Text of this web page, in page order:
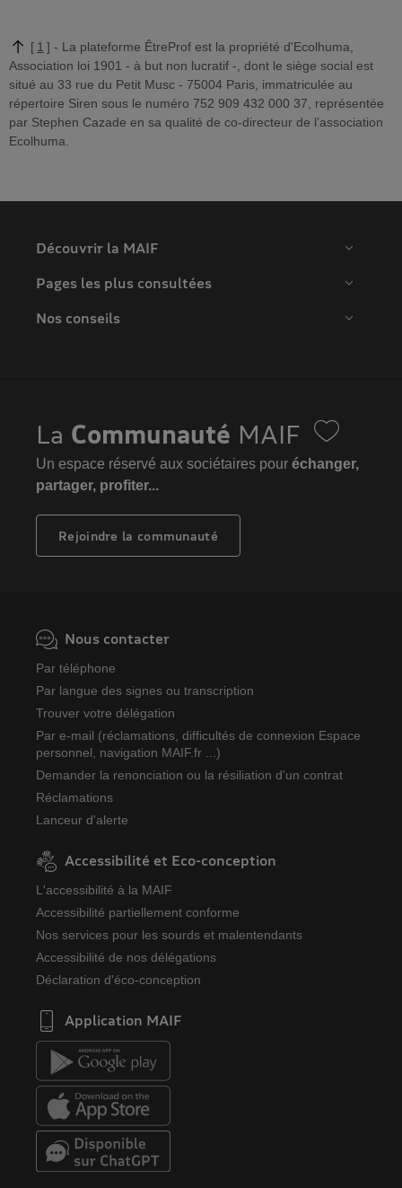
1
La plateforme ÊtreProf est la propriété d'Ecolhuma,
Association loi 1901 - à but non lucratif -, dont le siège social est
situé au 33 rue du Petit Musc - 75004 Paris, immatriculée au
répertoire Siren sous le numéro 752 909 432 000 37, représentée
par Stephen Cazade en sa qualité de co-directeur de l’association
Ecolhuma.
Découvrir la MAIF
Pages les plus consultées
Nos conseils
La Communauté MAIF
Un espace réservé aux sociétaires pour échanger,
partager, profiter...
Rejoindre la communauté
Nous contacter
Par téléphone
Par langue des signes ou transcription
Trouver votre délégation
Par e-mail (réclamations, difficultés de connexion Espace
personnel, navigation MAIF.fr ...)
Demander la renonciation ou la résiliation d'un contrat
Réclamations
Lanceur d'alerte
Accessibilité et Eco-conception
L'accessibilité à la MAIF
Accessibilité partiellement conforme
Nos services pour les sourds et malentendants
Accessibilité de nos délégations
Déclaration d'éco-conception
Application MAIF